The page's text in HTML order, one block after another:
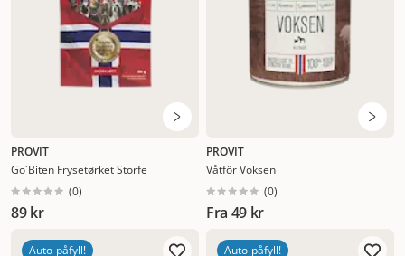
PROVIT
Go´Biten Frysetørket Storfe
(0)
89 kr
PROVIT
Våtfôr Voksen
(0)
Fra 49 kr
Auto-påfyll! Auto-påfyll!